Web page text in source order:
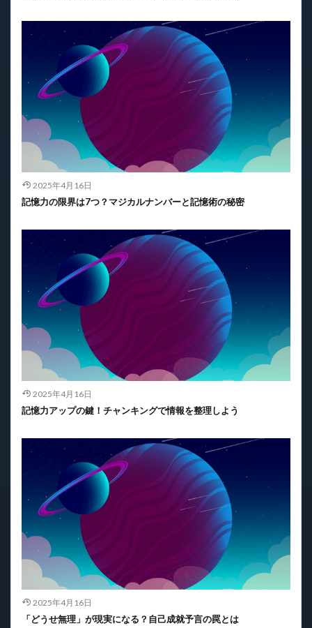
2025年4月16日
記憶力の限界は7つ？マジカルナンバーと記憶術の秘密
2025年4月16日
記憶力アップの鍵！チャンキングで情報を整理しよう
2025年4月16日
「どうせ無理」が現実になる？自己成就予言の罠とは